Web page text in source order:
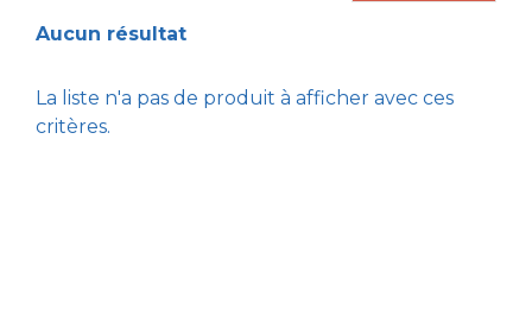
Aucun résultat
La liste n'a pas de produit à afficher avec ces
critères.